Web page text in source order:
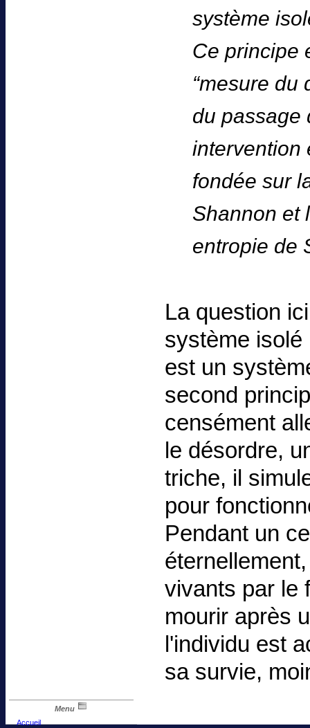
système
Ce principe
“mesure du
du passage
intervention
fondée sur
Shannon et
entropie de
La question
système
est un
second
censément
le désordre,
triche, il
pour
Pendant un
vivants par le
mourir après
l'individu est
sa survie,
Menu
Accueil